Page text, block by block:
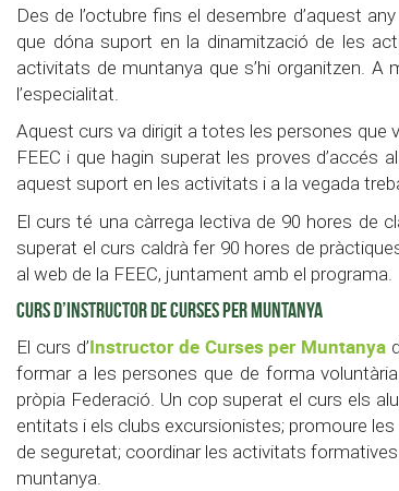
Des de l’octubre fins el desembre d’aquest
que dóna suport en la dinamització de les
activitats de muntanya que s’hi organitzen.
l’especialitat.
Aquest curs va dirigit a totes les persones que
FEEC i que hagin superat les proves d’accés
aquest suport en les activitats i a la vegada
El curs té una càrrega lectiva de 90 hores de
superat el curs caldrà fer 90 hores de
al web de la FEEC, juntament amb el programa.
CURS D’INSTRUCTOR DE CURSES PER MUNTANYA
El curs d’Instructor de Curses per Muntanya
formar a les persones que de forma
pròpia Federació. Un cop superat el curs els
entitats i els clubs excursionistes; promoure
de seguretat; coordinar les activitats
muntanya.